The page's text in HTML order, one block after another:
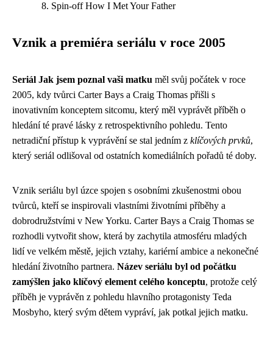
Spin-off How I Met Your Father
Vznik a premiéra seriálu v roce 2005
Seriál Jak jsem poznal vaši matku měl svůj počátek v roce
2005, kdy tvůrci Carter Bays a Craig Thomas přišli s
inovativním konceptem sitcomu, který měl vyprávět příběh o
hledání té pravé lásky z retrospektivního pohledu. Tento
netradiční přístup k vyprávění se stal jedním z klíčových prvků,
který seriál odlišoval od ostatních komediálních pořadů té doby.
Vznik seriálu byl úzce spojen s osobními zkušenostmi obou
tvůrců, kteří se inspirovali vlastními životními příběhy a
dobrodružstvími v New Yorku. Carter Bays a Craig Thomas se
rozhodli vytvořit show, která by zachytila atmosféru mladých
lidí ve velkém městě, jejich vztahy, kariérní ambice a nekonečné
hledání životního partnera. Název seriálu byl od počátku
zamýšlen jako klíčový element celého konceptu, protože celý
příběh je vyprávěn z pohledu hlavního protagonisty Teda
Mosbyho, který svým dětem vypráví, jak potkal jejich matku.